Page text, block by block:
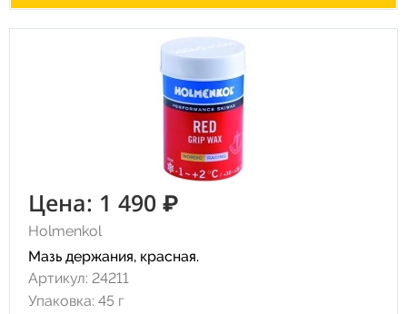
Цена: 1 490 ₽
Holmenkol
Мазь держания, красная.
Артикул: 24211
Упаковка: 45 г